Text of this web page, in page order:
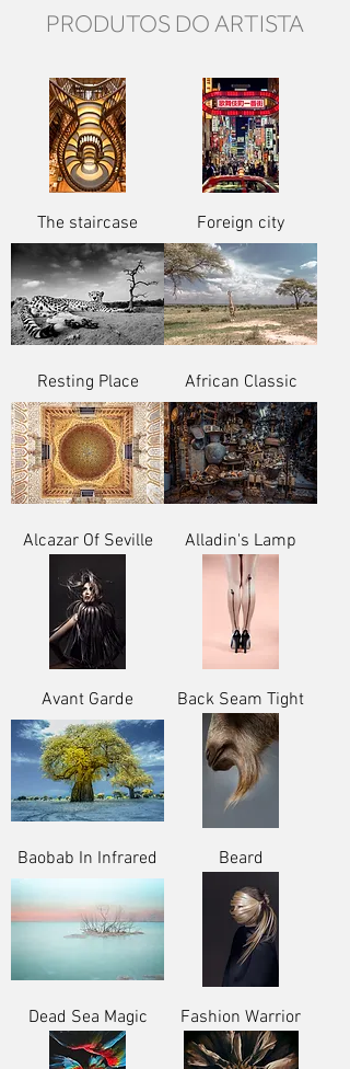
PRODUTOS DO ARTISTA
The staircase Foreign city
Resting Place African Classic
Alcazar Of Seville Alladin's Lamp
Avant Garde Back Seam Tight
Baobab In Infrared Beard
Dead Sea Magic Fashion Warrior